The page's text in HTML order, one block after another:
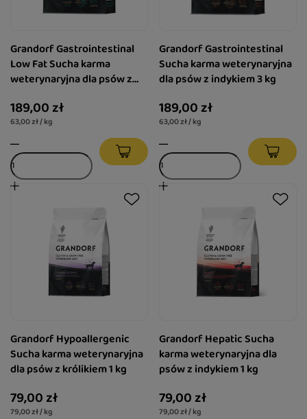
Grandorf Gastrointestinal
Low Fat Sucha karma
weterynaryjna dla psów z
189,00 zł
63,00 zł / kg
Grandorf Gastrointestinal
Sucha karma weterynaryjna
dla psów z indykiem 3 kg
189,00 zł
63,00 zł / kg
Grandorf Hypoallergenic
Sucha karma weterynaryjna
dla psów z królikiem 1 kg
79,00 zł
79,00 zł / kg
Grandorf Hepatic Sucha
karma weterynaryjna dla
psów z indykiem 1 kg
79,00 zł
79,00 zł / kg